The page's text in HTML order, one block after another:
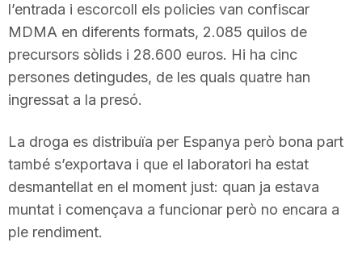
l’entrada i escorcoll els policies van confiscar
MDMA en diferents formats, 2.085 quilos de
precursors sòlids i 28.600 euros. Hi ha cinc
persones detingudes, de les quals quatre han
ingressat a la presó.
La droga es distribuïa per Espanya però bona part
també s’exportava i que el laboratori ha estat
desmantellat en el moment just: quan ja estava
muntat i començava a funcionar però no encara a
ple rendiment.